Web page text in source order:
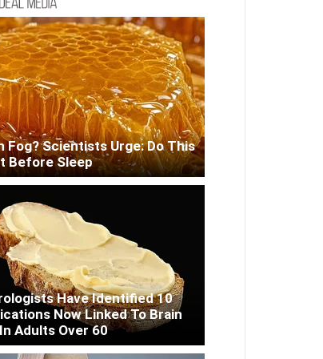
Fog? Scientists Urge: Do This
Before Sleep
Have Identified 10
Now Linked To Brain
Adults Over 60